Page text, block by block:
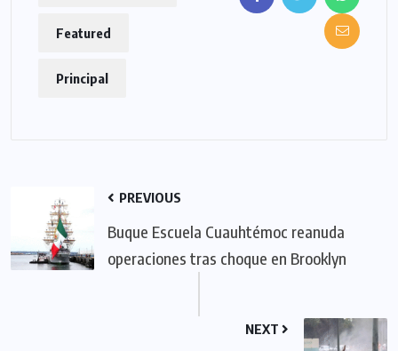
Featured
Principal
PREVIOUS
Buque Escuela Cuauhtémoc reanuda
operaciones tras choque en Brooklyn
NEXT